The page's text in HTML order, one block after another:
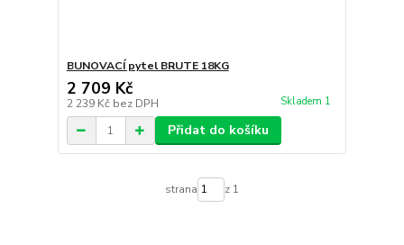
BUNOVACÍ pytel BRUTE 18KG
2 709 Kč
2 239 Kč bez DPH Skladem 1
Přidat do košíku
strana z 1